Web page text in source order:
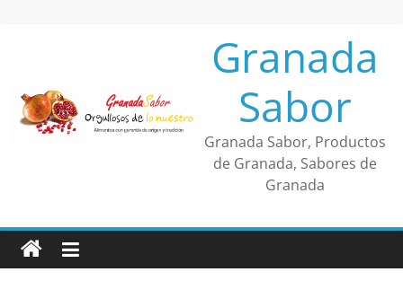
Granada
Sabor
Granada Sabor, Productos
de Granada, Sabores de
Granada